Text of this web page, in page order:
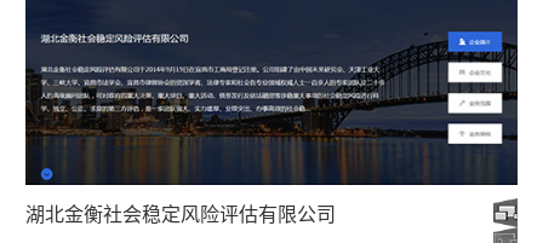
湖北金衡社会稳定风险评估有限公司